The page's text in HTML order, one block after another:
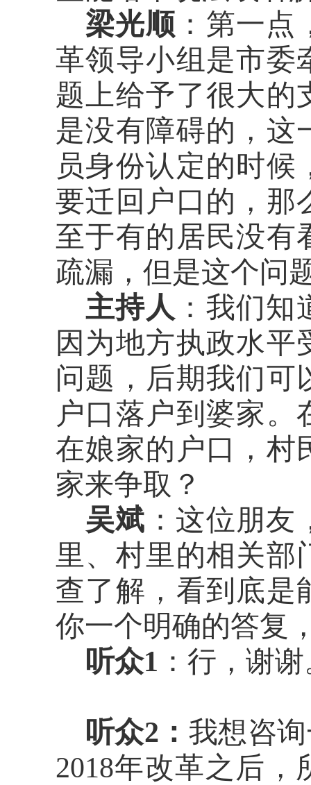
梁光顺 ：第一
革领导小组是市委
题上给予了很大的
是没有障碍的，这
员身份认定的时
要迁回户口的，那
至于有的居民没有
疏漏，但是这个问
主持人 ：我们
因为地方执政水平
问题，后期我们可
户口落户到婆家
在娘家的户口，村
家来争取？
吴斌 ：这位朋
里、村里的相关部
查了解，看到底是
你一个明确的答复
听众1 ：行，谢
听众2 ： 我想咨
2018年改革之后，